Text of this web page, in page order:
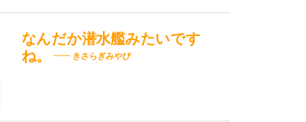
なんだか潜水艦みたいです
ね。
きさらぎみやび